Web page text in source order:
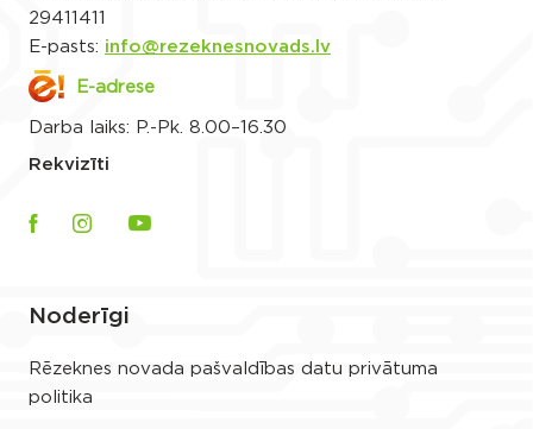
29411411
E-pasts: info@rezeknesnovads.lv
E-adrese
Darba laiks: P.-Pk. 8.00–16.30
Rekvizīti
Noderīgi
Rēzeknes novada pašvaldības datu privātuma
politika